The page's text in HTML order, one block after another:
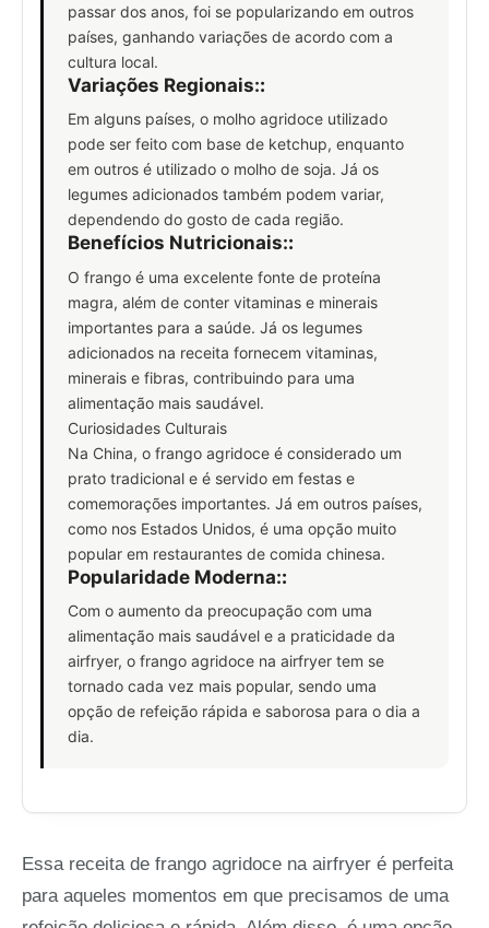
passar dos anos, foi se popularizando em outros
países, ganhando variações de acordo com a
cultura local.
Variações Regionais::
Em alguns países, o molho agridoce utilizado
pode ser feito com base de ketchup, enquanto
em outros é utilizado o molho de soja. Já os
legumes adicionados também podem variar,
dependendo do gosto de cada região.
Benefícios Nutricionais::
O frango é uma excelente fonte de proteína
magra, além de conter vitaminas e minerais
importantes para a saúde. Já os legumes
adicionados na receita fornecem vitaminas,
minerais e fibras, contribuindo para uma
alimentação mais saudável.
Curiosidades Culturais
Na China, o frango agridoce é considerado um
prato tradicional e é servido em festas e
comemorações importantes. Já em outros países,
como nos Estados Unidos, é uma opção muito
popular em restaurantes de comida chinesa.
Popularidade Moderna::
Com o aumento da preocupação com uma
alimentação mais saudável e a praticidade da
airfryer, o frango agridoce na airfryer tem se
tornado cada vez mais popular, sendo uma
opção de refeição rápida e saborosa para o dia a
dia.
Essa receita de frango agridoce na airfryer é perfeita
para aqueles momentos em que precisamos de uma